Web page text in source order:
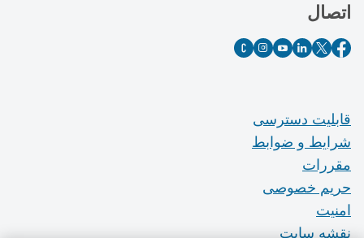
اتصال
قابلیت دسترسی
شرایط و ضوابط
مقررات
حریم خصوصی
امنیت
نقشه سایت